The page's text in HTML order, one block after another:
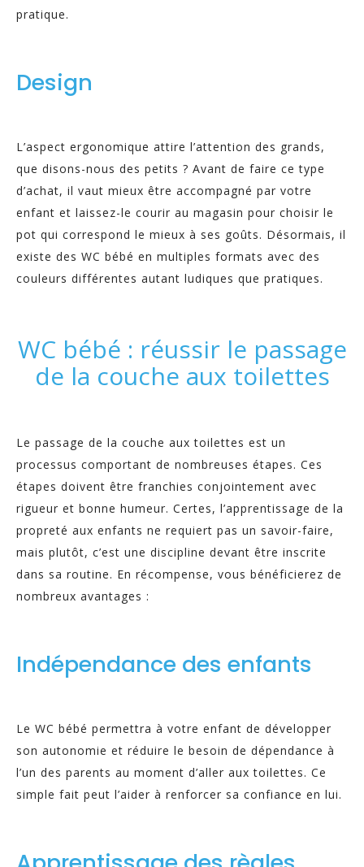
pratique.
Design
L’aspect ergonomique attire l’attention des grands,
que disons-nous des petits ? Avant de faire ce type
d’achat, il vaut mieux être accompagné par votre
enfant et laissez-le courir au magasin pour choisir le
pot qui correspond le mieux à ses goûts. Désormais, il
existe des WC bébé en multiples formats avec des
couleurs différentes autant ludiques que pratiques.
WC bébé : réussir le passage
de la couche aux toilettes
Le passage de la couche aux toilettes est un
processus comportant de nombreuses étapes. Ces
étapes doivent être franchies conjointement avec
rigueur et bonne humeur. Certes, l’apprentissage de la
propreté aux enfants ne requiert pas un savoir-faire,
mais plutôt, c’est une discipline devant être inscrite
dans sa routine. En récompense, vous bénéficierez de
nombreux avantages :
Indépendance des enfants
Le WC bébé permettra à votre enfant de développer
son autonomie et réduire le besoin de dépendance à
l’un des parents au moment d’aller aux toilettes. Ce
simple fait peut l’aider à renforcer sa confiance en lui.